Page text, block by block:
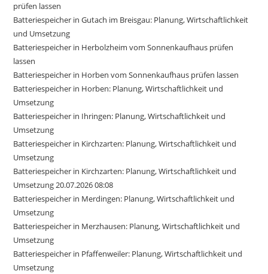
prüfen lassen
Batteriespeicher in Gutach im Breisgau: Planung, Wirtschaftlichkeit
und Umsetzung
Batteriespeicher in Herbolzheim vom Sonnenkaufhaus prüfen
lassen
Batteriespeicher in Horben vom Sonnenkaufhaus prüfen lassen
Batteriespeicher in Horben: Planung, Wirtschaftlichkeit und
Umsetzung
Batteriespeicher in Ihringen: Planung, Wirtschaftlichkeit und
Umsetzung
Batteriespeicher in Kirchzarten: Planung, Wirtschaftlichkeit und
Umsetzung
Batteriespeicher in Kirchzarten: Planung, Wirtschaftlichkeit und
Umsetzung 20.07.2026 08:08
Batteriespeicher in Merdingen: Planung, Wirtschaftlichkeit und
Umsetzung
Batteriespeicher in Merzhausen: Planung, Wirtschaftlichkeit und
Umsetzung
Batteriespeicher in Pfaffenweiler: Planung, Wirtschaftlichkeit und
Umsetzung